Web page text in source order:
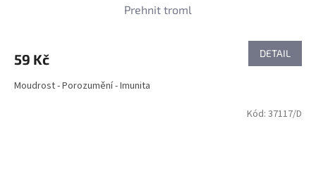
Prehnit troml
59 Kč DETAIL
Moudrost - Porozumění - Imunita
Kód: 37117/D